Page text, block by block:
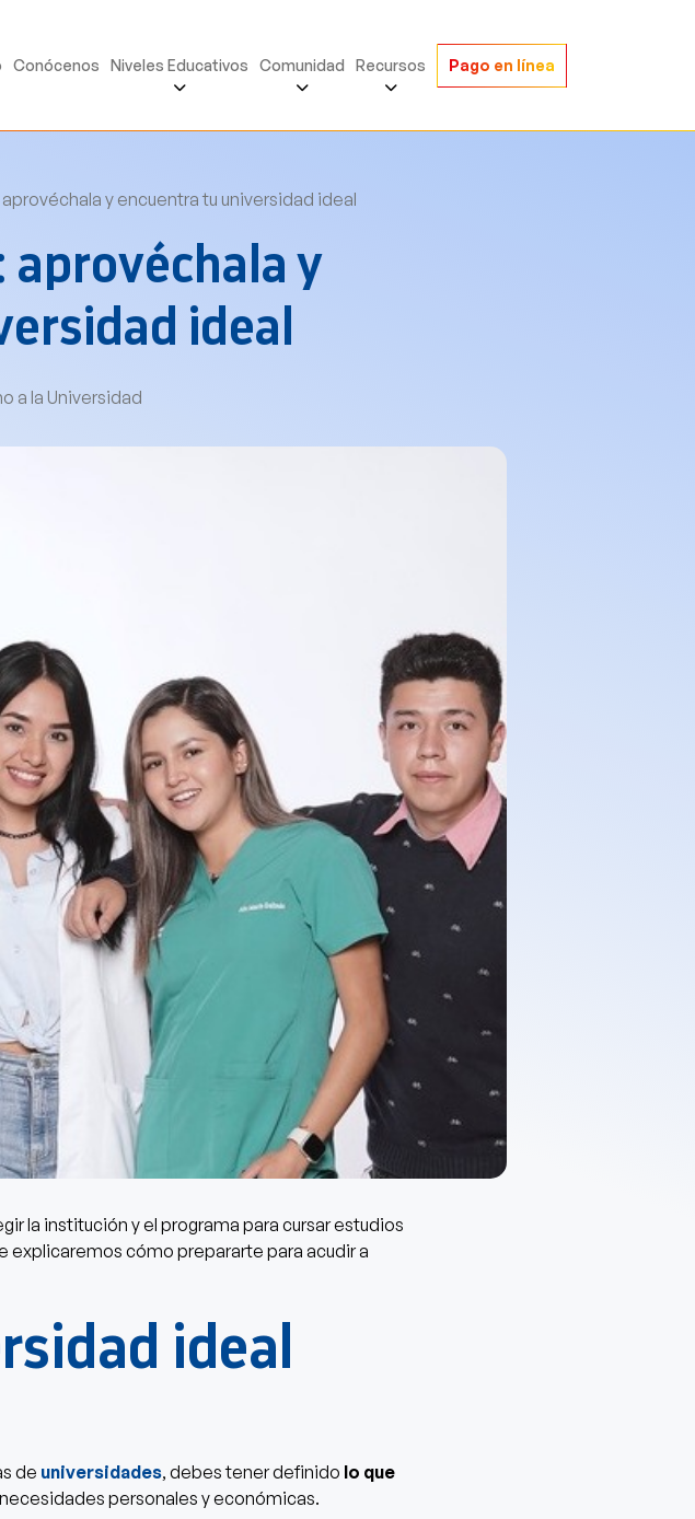
Conócenos Niveles Educativos Comunidad Recursos Pago en línea
y encuentra tu universidad ideal
aprovéchala y
ideal
a la Universidad
la institución y el programa para cursar estudios
explicaremos cómo prepararte para acudir a
ideal
de universidades, debes tener definido lo que
personales y económicas.